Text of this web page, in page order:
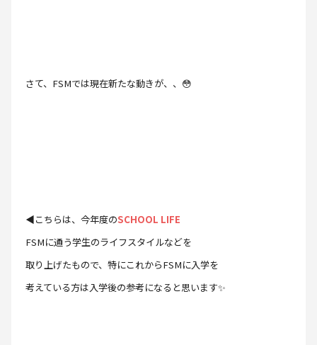
さて、FSMでは現在新たな動きが、、😳
◀こちらは、今年度のSCHOOL LIFE
FSMに通う学生のライフスタイルなどを
取り上げたもので、特にこれからFSMに入学を
考えている方は入学後の参考になると思います✨